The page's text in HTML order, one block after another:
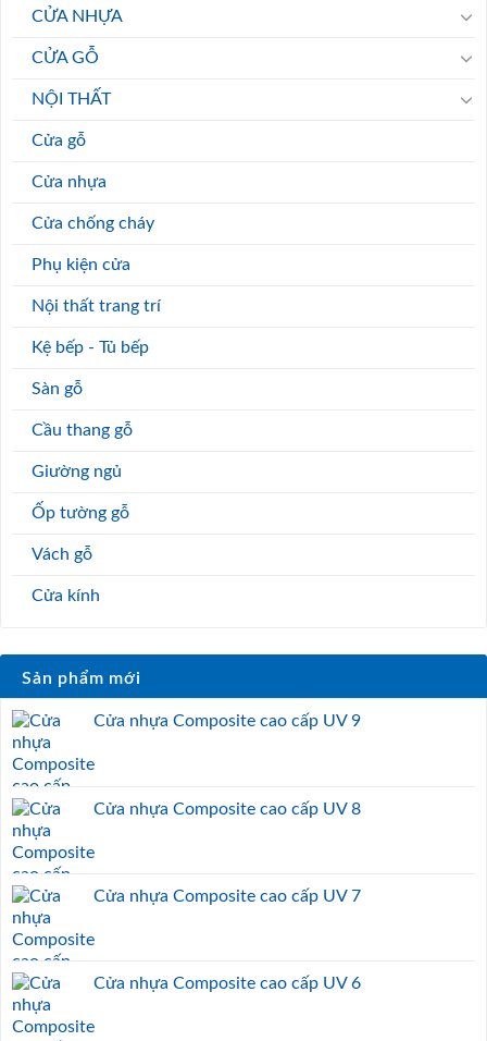
CỬA NHỰA
CỬA GỖ
NỘI THẤT
Cửa gỗ
Cửa nhựa
Cửa chống cháy
Phụ kiện cửa
Nội thất trang trí
Kệ bếp - Tủ bếp
Sàn gỗ
Cầu thang gỗ
Giường ngủ
Ốp tường gỗ
Vách gỗ
Cửa kính
Sản phẩm mới
Cửa nhựa Composite cao cấp UV 9
Cửa nhựa Composite cao cấp UV 8
Cửa nhựa Composite cao cấp UV 7
Cửa nhựa Composite cao cấp UV 6